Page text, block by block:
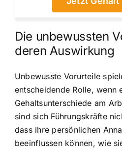
Die unbewussten
deren Auswirkung
Unbewusste Vorurteile
entscheidende Rolle, wenn
Gehaltsunterschiede am
sind sich Führungskräfte
dass ihre persönlichen
beeinflussen können, wie